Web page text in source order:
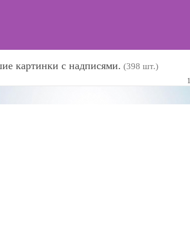
картинки с надписями. (398 шт.)